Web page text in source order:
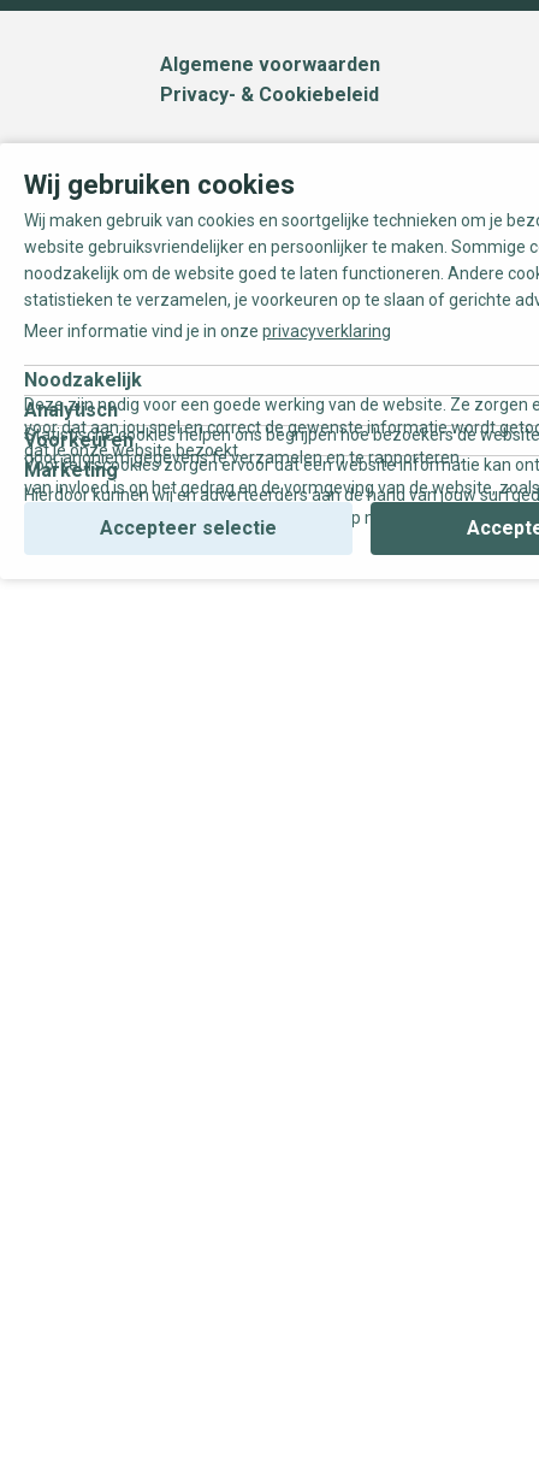
Algemene voorwaarden
Privacy- & Cookiebeleid
Wij gebruiken cookies
Wij maken gebruik van cookies en soortgelijke technieken om je
website gebruiksvriendelijker en persoonlijker te maken. Sommige
noodzakelijk om de website goed te laten functioneren. Andere
statistieken te verzamelen, je voorkeuren op te slaan of gerichte
Meer informatie vind je in onze privacyverklaring
Noodzakelijk
Deze zijn nodig voor een goede werking van de website. Ze zorgen
voor dat aan jou snel en correct de gewenste informatie wordt
dat je onze website bezoekt.
Analytisch
Statistische cookies helpen ons begrijpen hoe bezoekers de
door anoniem gegevens te verzamelen en te rapporteren.
Voorkeuren
Voorkeurscookies zorgen ervoor dat een website informatie kan
van invloed is op het gedrag en de vormgeving van de website,
Marketing
Hierdoor kunnen wij en adverteerders aan de hand van jouw
gepersonaliseerde online advertenties en op maat gemaakte
Accepteer selectie